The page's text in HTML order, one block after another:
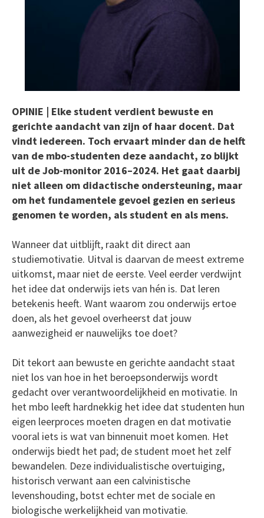
OPINIE | Elke student verdient bewuste en
gerichte aandacht van zijn of haar docent. Dat
vindt iedereen. Toch ervaart minder dan de helft
van de mbo-studenten deze aandacht, zo blijkt
uit de Job-monitor 2016–2024. Het gaat daarbij
niet alleen om didactische ondersteuning, maar
om het fundamentele gevoel gezien en serieus
genomen te worden, als student en als mens.
Wanneer dat uitblijft, raakt dit direct aan
studiemotivatie. Uitval is daarvan de meest extreme
uitkomst, maar niet de eerste. Veel eerder verdwijnt
het idee dat onderwijs iets van hén is. Dat leren
betekenis heeft. Want waarom zou onderwijs ertoe
doen, als het gevoel overheerst dat jouw
aanwezigheid er nauwelijks toe doet?
Dit tekort aan bewuste en gerichte aandacht staat
niet los van hoe in het beroepsonderwijs wordt
gedacht over verantwoordelijkheid en motivatie. In
het mbo leeft hardnekkig het idee dat studenten hun
eigen leerproces moeten dragen en dat motivatie
vooral iets is wat van binnenuit moet komen. Het
onderwijs biedt het pad; de student moet het zelf
bewandelen. Deze individualistische overtuiging,
historisch verwant aan een calvinistische
levenshouding, botst echter met de sociale en
biologische werkelijkheid van motivatie.